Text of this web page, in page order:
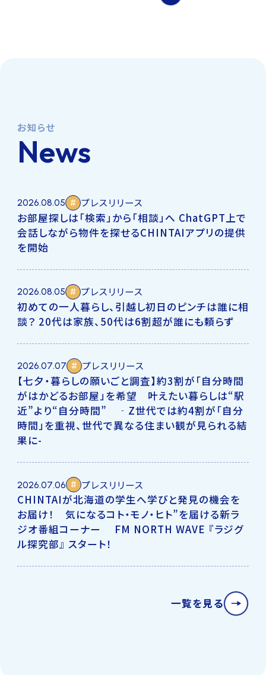
お知らせ
News
2026.08.05 プレスリリース
お部屋探しは「検索」から「相談」へ ChatGPT上で
会話しながら物件を探せるCHINTAIアプリの提供
を開始
2026.08.05 プレスリリース
初めての一人暮らし、引越し初日のピンチは誰に相
談？ 20代は家族、50代は6割超が誰にも頼らず
2026.07.07 プレスリリース
【七夕・暮らしの願いごと調査】約3割が「自分時間
がはかどるお部屋」を希望 叶えたい暮らしは“駅
近”より“自分時間” ‐Z世代では約4割が「自分
時間」を重視、世代で異なる住まい観が見られる結
果に-
2026.07.06 プレスリリース
CHINTAIが北海道の学生へ学びと発見の機会を
お届け！ 気になるコト・モノ・ヒト”を届ける新ラ
ジオ番組コーナー FM NORTH WAVE 『ラジグ
ル探究部』 スタート！
一覧を見る